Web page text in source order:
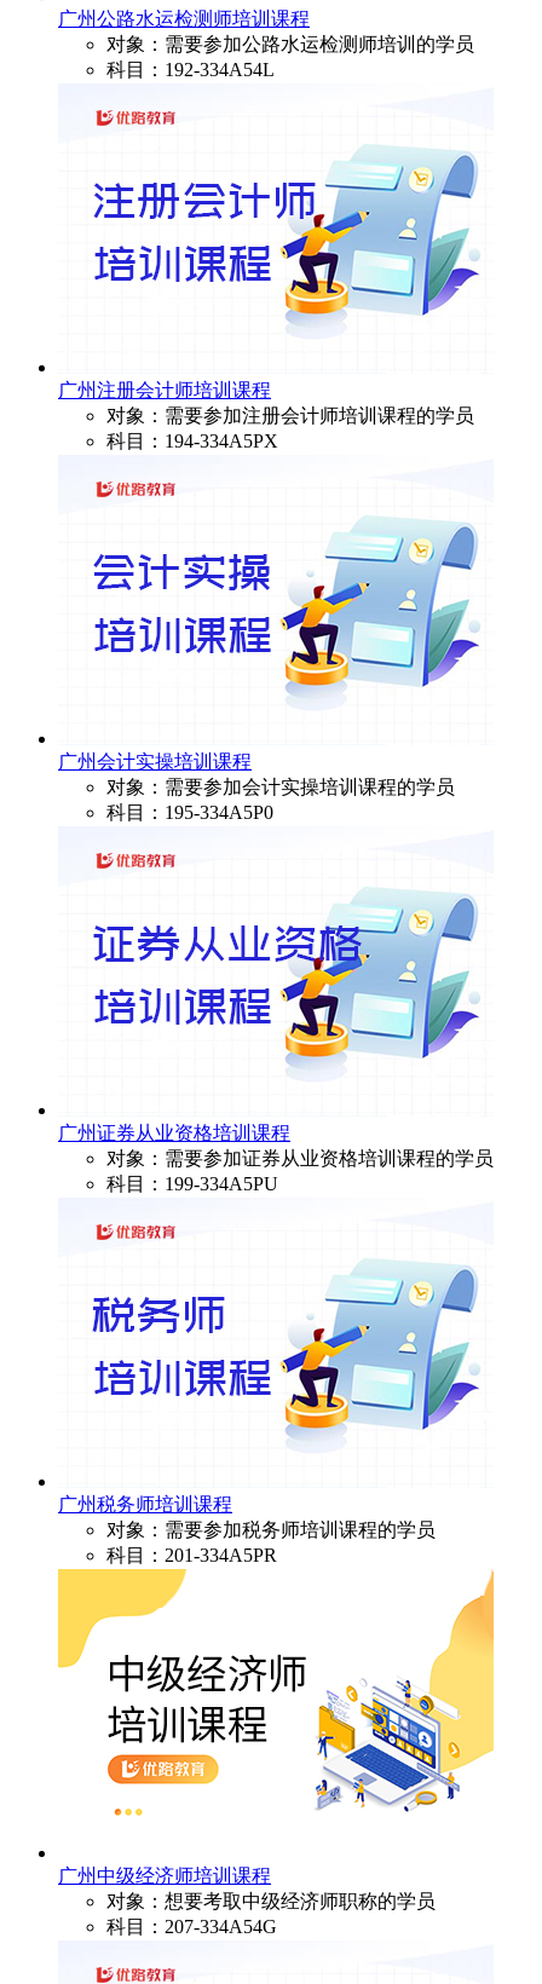
广州公路水运检测师培训课程
对象：需要参加公路水运检测师培训的学员
科目：192-334A54L
广州注册会计师培训课程
对象：需要参加注册会计师培训课程的学员
科目：194-334A5PX
广州会计实操培训课程
对象：需要参加会计实操培训课程的学员
科目：195-334A5P0
广州证券从业资格培训课程
对象：需要参加证券从业资格培训课程的学员
科目：199-334A5PU
广州税务师培训课程
对象：需要参加税务师培训课程的学员
科目：201-334A5PR
广州中级经济师培训课程
对象：想要考取中级经济师职称的学员
科目：207-334A54G